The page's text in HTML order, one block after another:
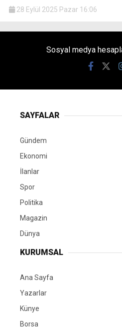
28 Eylül 2025 Pazar 16:06
Sosyal medya
SAYFALAR
Gündem
Ekonomi
İlanlar
Spor
Politika
Magazin
Dünya
KURUMSAL
Ana Sayfa
Yazarlar
Künye
Borsa